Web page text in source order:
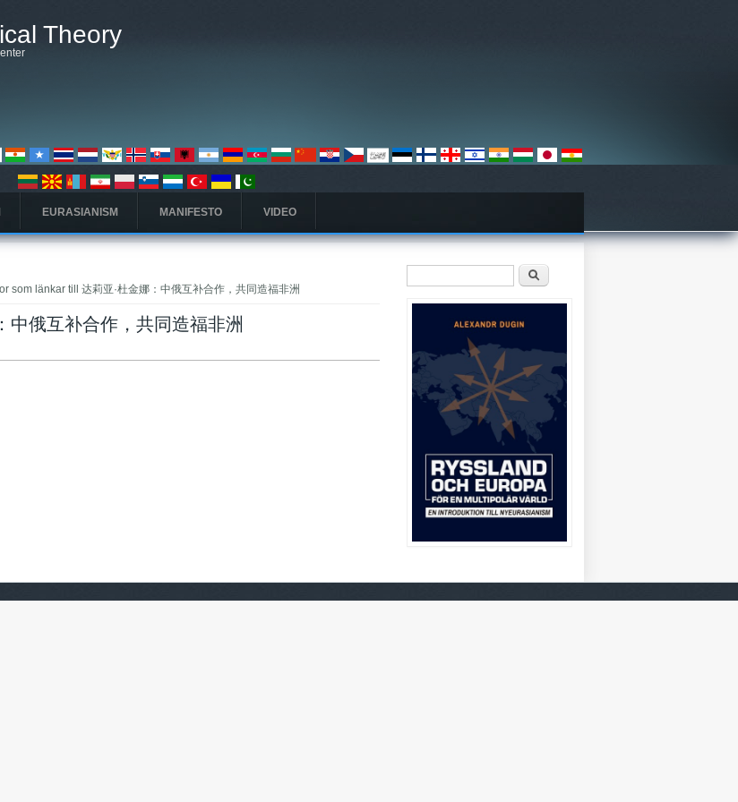
Theory
EURASIANISM MANIFESTO VIDEO
som länkar till 达莉亚·杜金娜：中俄互补合作，共同造福非洲
中俄互补合作，共同造福非洲
Sökformulär